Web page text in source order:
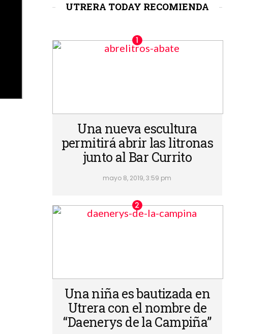
UTRERA TODAY RECOMIENDA
Una nueva escultura
permitirá abrir las litronas
junto al Bar Currito
mayo 8, 2019, 3:59 pm
Una niña es bautizada en
Utrera con el nombre de
“Daenerys de la Campiña”